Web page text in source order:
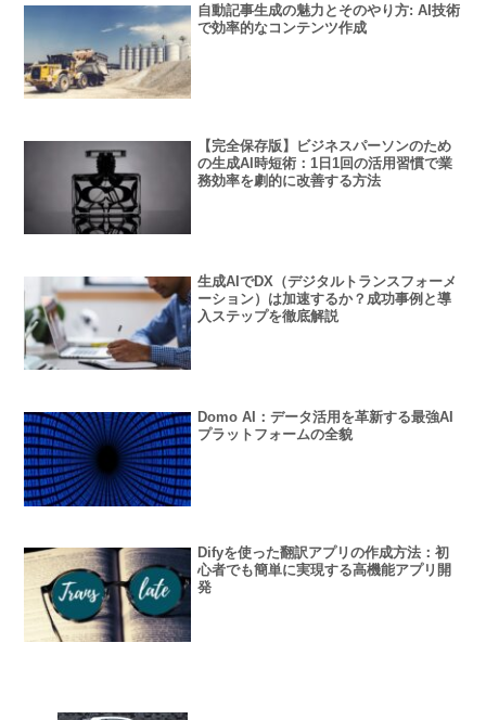
自動記事生成の魅力とそのやり方: AI技術
で効率的なコンテンツ作成
【完全保存版】ビジネスパーソンのため
の生成AI時短術：1日1回の活用習慣で業
務効率を劇的に改善する方法
生成AIでDX（デジタルトランスフォーメ
ーション）は加速するか？成功事例と導
入ステップを徹底解説
Domo AI：データ活用を革新する最強AI
プラットフォームの全貌
Difyを使った翻訳アプリの作成方法：初
心者でも簡単に実現する高機能アプリ開
発